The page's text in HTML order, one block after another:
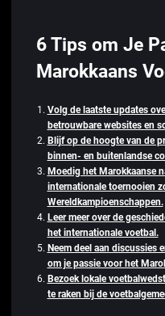
6 Tips om Je
Marokkaans
Volg de laatste updates
betrouwbare websites en
Blijf op de hoogte van de
binnen- en buitenlandse
Moedig het Marokkaanse
internationale toernooien
Wereldkampioenschappen.
Leer meer over de
het internationale voetbal.
Neem deel aan discussies
om je passie voor het
Bezoek lokale
te raken bij de